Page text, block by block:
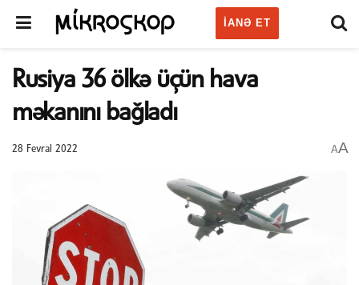
IANƏ ET
Rusiya 36 ölkə üçün hava
məkanını bağladı
28 Fevral 2022 AA